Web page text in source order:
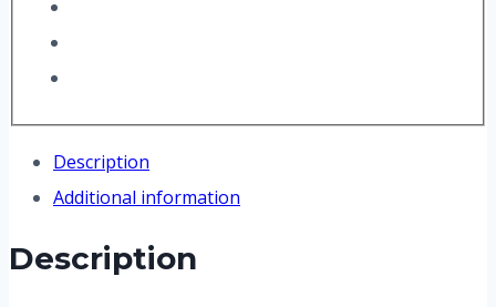
Description
Additional information
Description